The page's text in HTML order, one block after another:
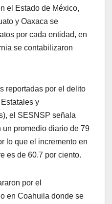
el Estado de México,
y Oaxaca se
por cada entidad, en
se contabilizaron
reportadas por el delito
y
el SESNSP señala
promedio diario de 79
lo que el incremento en
es de 60.7 por ciento.
por el
en Coahuila donde se